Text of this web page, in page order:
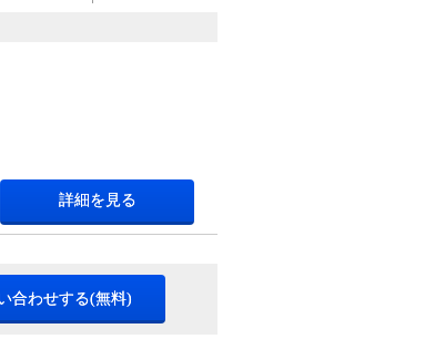
詳細を見る
合わせする(無料)